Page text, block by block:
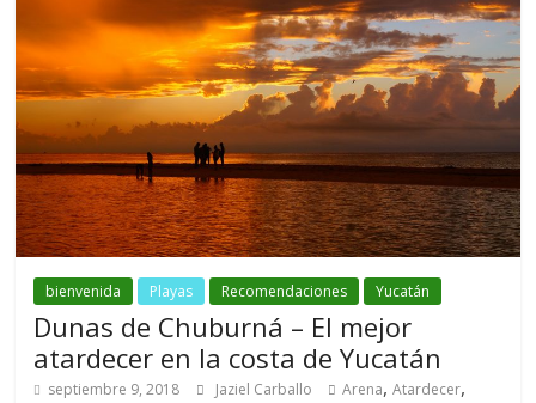
bienvenida Playas Recomendaciones Yucatán
Dunas de Chuburná – El mejor
atardecer en la costa de Yucatán
septiembre 9, 2018 Jaziel Carballo Arena,Atardecer,